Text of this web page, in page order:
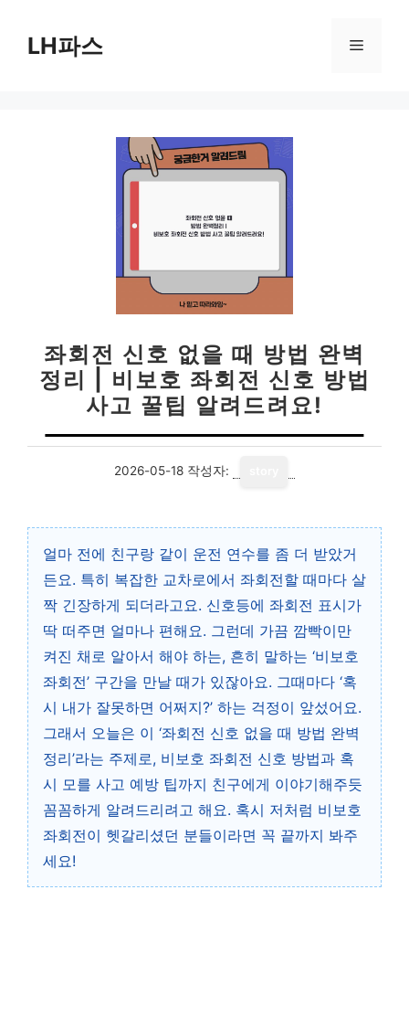
LH파스 메
좌회전 신호 없을 때 방법 완벽
정리 | 비보호 좌회전 신호 방법
사고 꿀팁 알려드려요!
2026-05-18 작성자:
얼마 전에 친구랑 같이 운전 연수를 좀 더 받았거
든요. 특히 복잡한 교차로에서 좌회전할 때마다 살
짝 긴장하게 되더라고요. 신호등에 좌회전 표시가
딱 떠주면 얼마나 편해요. 그런데 가끔 깜빡이만
켜진 채로 알아서 해야 하는, 흔히 말하는 ‘비보호
좌회전’ 구간을 만날 때가 있잖아요. 그때마다 ‘혹
시 내가 잘못하면 어쩌지?’ 하는 걱정이 앞섰어요.
그래서 오늘은 이 ‘좌회전 신호 없을 때 방법 완벽
정리’라는 주제로, 비보호 좌회전 신호 방법과 혹
시 모를 사고 예방 팁까지 친구에게 이야기해주듯
꼼꼼하게 알려드리려고 해요. 혹시 저처럼 비보호
좌회전이 헷갈리셨던 분들이라면 꼭 끝까지 봐주
세요!